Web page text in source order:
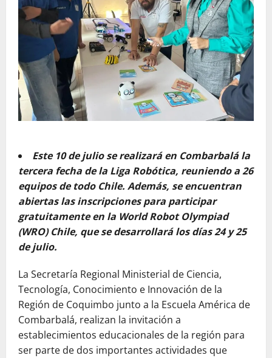
Este 10 de julio se realizará en Combarbalá la
tercera fecha de la Liga Robótica, reuniendo a 26
equipos de todo Chile. Además, se encuentran
abiertas las inscripciones para participar
gratuitamente en la World Robot Olympiad
(WRO) Chile, que se desarrollará los días 24 y 25
de julio.
La Secretaría Regional Ministerial de Ciencia,
Tecnología, Conocimiento e Innovación de la
Región de Coquimbo junto a la Escuela América de
Combarbalá, realizan la invitación a
establecimientos educacionales de la región para
ser parte de dos importantes actividades que